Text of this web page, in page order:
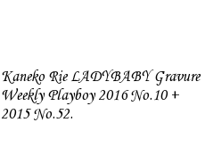
Kaneko Rie LADYBABY Gravure
Weekly Playboy 2016 No.10 +
2015 No.52.